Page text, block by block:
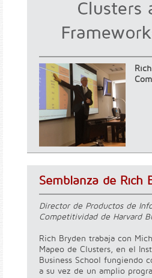
Semblanza de Rich
Director de Productos de
Competitividad de Harvard
Rich Bryden trabaja con
Mapeo de Clusters, en el
Business School fungiendo
a su vez de un amplio